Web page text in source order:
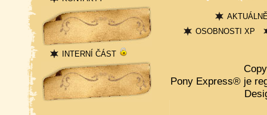
Přihlášení
INTERNÍ ČÁST
Statistika
OSOBNOSTI XP
Pony Express® je